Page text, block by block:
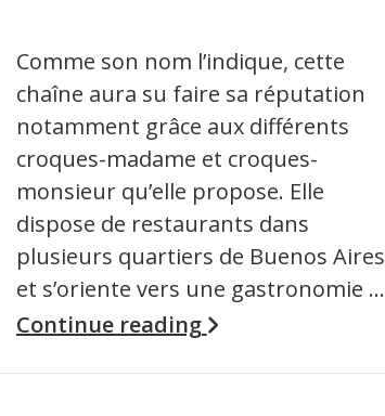
Comme son nom l’indique, cette
chaîne aura su faire sa réputation
notamment grâce aux différents
croques-madame et croques-
monsieur qu’elle propose. Elle
dispose de restaurants dans
plusieurs quartiers de Buenos Aires
et s’oriente vers une gastronomie …
Continue reading